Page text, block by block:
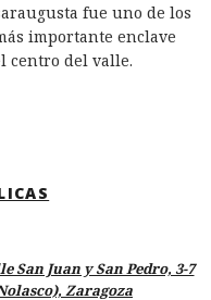
fue uno de los
importante enclave
centro del valle.